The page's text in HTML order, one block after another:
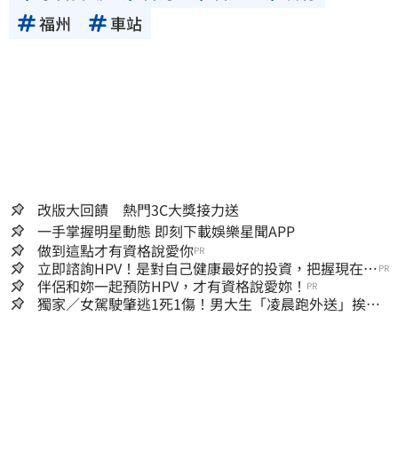
福州
車站
改版大回饋 熱門3C大獎接力送
一手掌握明星動態 即刻下載娛樂星聞APP
做到這點才有資格說愛你PR
立即諮詢HPV！是對自己健康最好的投資，把握現在不
嫌晚！
PR
伴侶和妳一起預防HPV，才有資格說愛妳！ PR
獨家／女駕駛肇逃1死1傷！男大生「凌晨跑外送」挨